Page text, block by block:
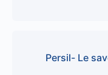
Persil- Le